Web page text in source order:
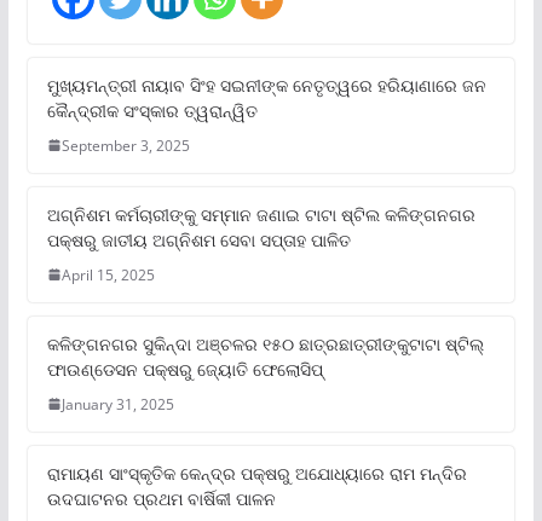
ମୁଖ୍ୟମନ୍ତ୍ରୀ ନାୟାବ ସିଂହ ସଇନୀଙ୍କ ନେତୃତ୍ୱରେ ହରିୟାଣାରେ ଜନ
କୈନ୍ଦ୍ରୀକ ସଂସ୍କାର ତ୍ୱରାନ୍ୱିତ
September 3, 2025
ଅଗ୍ନିଶମ କର୍ମଚାରୀଙ୍କୁ ସମ୍ମାନ ଜଣାଇ ଟାଟା ଷ୍ଟିଲ କଳିଙ୍ଗନଗର
ପକ୍ଷରୁ ଜାତୀୟ ଅଗ୍ନିଶମ ସେବା ସପ୍ତାହ ପାଳିତ
April 15, 2025
କଳିଙ୍ଗନଗର ସୁକିନ୍ଦା ଅଞ୍ଚଳର ୧୫୦ ଛାତ୍ରଛାତ୍ରୀଙ୍କୁଟାଟା ଷ୍ଟିଲ୍
ଫାଉଣ୍ଡେସନ ପକ୍ଷରୁ ଜ୍ୟୋତି ଫେଲୋସିପ୍‌
January 31, 2025
ରାମାୟଣ ସାଂସ୍କୃତିକ କେନ୍ଦ୍ର ପକ୍ଷରୁ ଅଯୋଧ୍ୟାରେ ରାମ ମନ୍ଦିର
ଉଦଘାଟନର ପ୍ରଥମ ବାର୍ଷିକୀ ପାଳନ